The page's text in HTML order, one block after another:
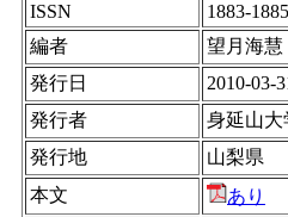
ISSN
1883-1885
編者
望月海慧
発行日
2010-03-
発行者
身延山大
発行地
山梨県
本文
あり